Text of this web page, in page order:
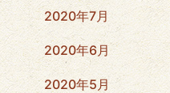
2020年7月
2020年6月
2020年5月